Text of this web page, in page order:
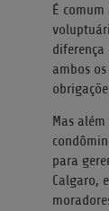
É
diferença
ambos
Mas
para
Calgaro,